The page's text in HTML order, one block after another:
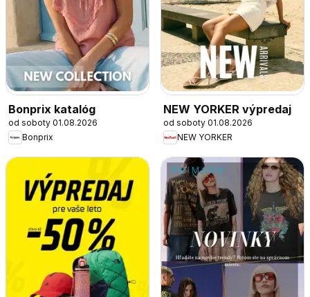
Bonprix katalóg
od soboty 01.08.2026
Bonprix
NEW YORKER výpredaj
od soboty 01.08.2026
NEW YORKER